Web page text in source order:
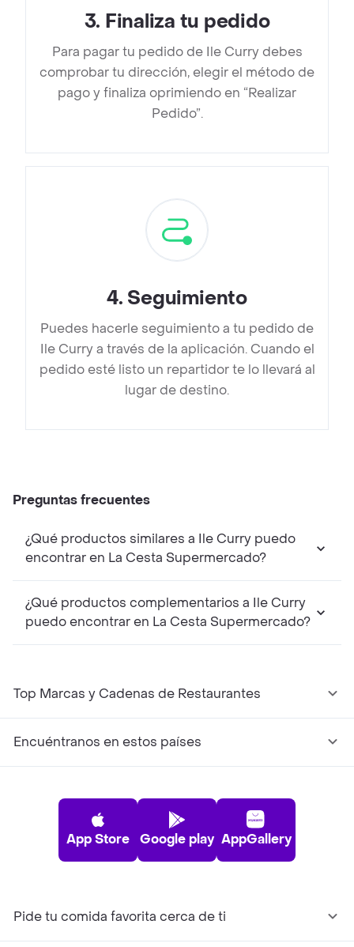
3. Finaliza tu pedido
Para pagar tu pedido de Ile Curry debes
comprobar tu dirección, elegir el método de
pago y finaliza oprimiendo en “Realizar
Pedido”.
4. Seguimiento
Puedes hacerle seguimiento a tu pedido de
Ile Curry a través de la aplicación. Cuando el
pedido esté listo un repartidor te lo llevará al
lugar de destino.
Preguntas frecuentes
¿Qué productos similares a Ile Curry puedo
encontrar en La Cesta Supermercado?
¿Qué productos complementarios a Ile Curry
puedo encontrar en La Cesta Supermercado?
Top Marcas y Cadenas de Restaurantes
Encuéntranos en estos países
App Store Google play AppGallery
Pide tu comida favorita cerca de ti